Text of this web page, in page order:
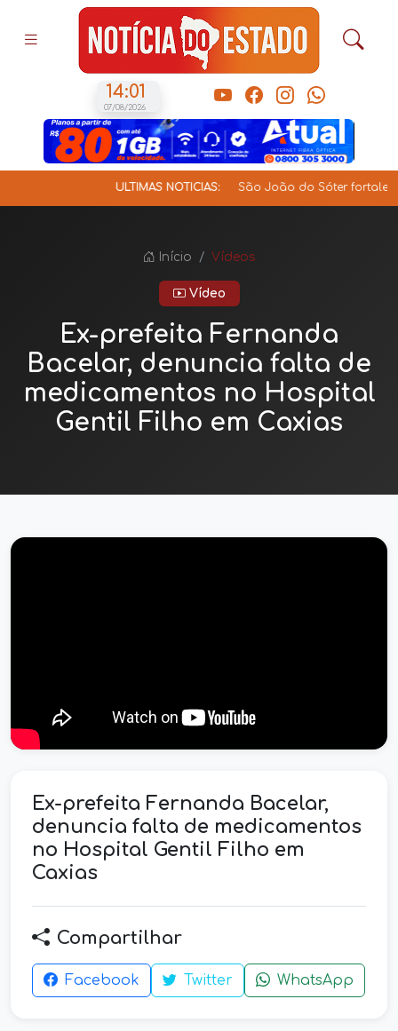
14:01
07/08/2026
ÚLTIMAS NOTÍCIAS: São João do Sóter fortalece
Início Vídeos
Vídeo
Ex-prefeita Fernanda
Bacelar, denuncia falta de
medicamentos no Hospital
Gentil Filho em Caxias
Ex-prefeita Fernanda Bacelar,
denuncia falta de medicamentos
no Hospital Gentil Filho em
Caxias
Compartilhar
Facebook Twitter WhatsApp